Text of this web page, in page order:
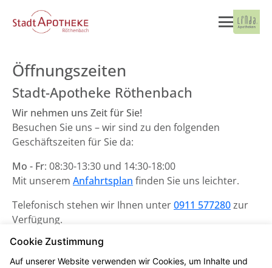
Öffnungszeiten
Stadt-Apotheke Röthenbach
Wir nehmen uns Zeit für Sie!
Besuchen Sie uns – wir sind zu den folgenden
Geschäftszeiten für Sie da:
Mo - Fr: 08:30-13:30 und 14:30-18:00
Mit unserem Anfahrtsplan finden Sie uns leichter.
Telefonisch stehen wir Ihnen unter0911 577280zur
Verfügung.
Unsere Notdienste finden Sie
Cookie Zustimmung
Auf unserer Website verwenden wir Cookies, um Inhalte und